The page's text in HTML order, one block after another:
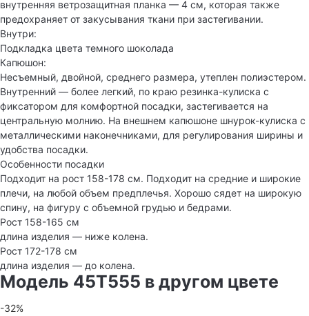
внутренняя ветрозащитная планка — 4 см, которая также
предохраняет от закусывания ткани при застегивании.
Внутри:
Подкладка цвета темного шоколада
Капюшон:
Несъемный, двойной, среднего размера, утеплен полиэстером.
Внутренний — более легкий, по краю резинка-кулиска с
фиксатором для комфортной посадки, застегивается на
центральную молнию. На внешнем капюшоне шнурок-кулиска с
металлическими наконечниками, для регулирования ширины и
удобства посадки.
Особенности посадки
Подходит на рост 158-178 см. Подходит на средние и широкие
плечи, на любой объем предплечья. Хорошо сядет на широкую
спину, на фигуру с объемной грудью и бедрами.
Рост 158-165 см
длина изделия — ниже колена.
Рост 172-178 см
длина изделия — до колена.
Модель 45T555 в другом цвете
-32%